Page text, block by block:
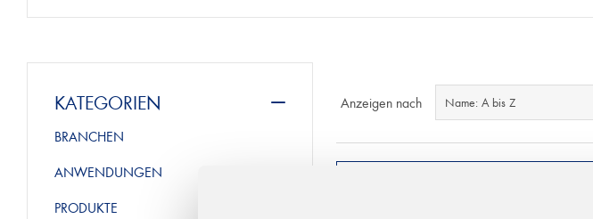
KATEGORIEN
BRANCHEN
ANWENDUNGEN
PRODUKTE
Anzeigen nach Name: A bis Z